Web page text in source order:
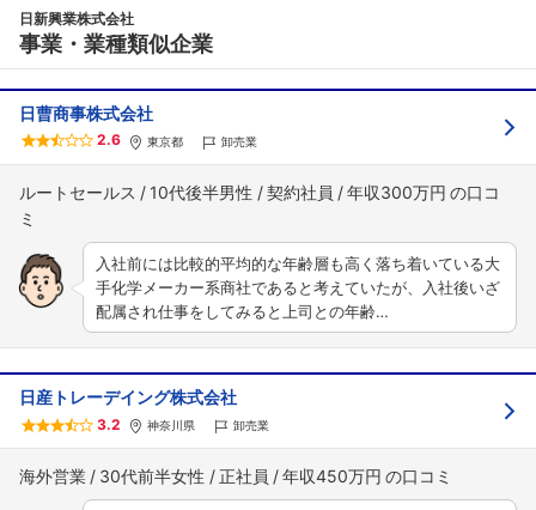
日新興業株式会社
事業・業種類似企業
日曹商事株式会社
2.6 東京都 卸売業
ルートセールス 10代後半男性 契約社員 年収300万円
入社前には比較的平均的な年齢層も高く落ち着いている大
手化学メーカー系商社であると考えていたが、入社後いざ
配属され仕事をしてみると上司との年齢…
日産トレーデイング株式会社
3.2 神奈川県 卸売業
海外営業 30代前半女性 正社員 年収450万円